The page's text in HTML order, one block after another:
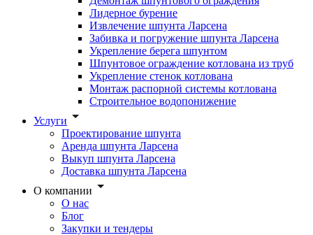
Лидерное бурение
Извлечение шпунта Ларсена
Забивка и погружение шпунта Ларсена
Укрепление берега шпунтом
Шпунтовое ограждение котлована из труб
Укрепление стенок котлована
Монтаж распорной системы котлована
Строительное водопонижение
Услуги
Проектирование шпунта
Аренда шпунта Ларсена
Выкуп шпунта Ларсена
Доставка шпунта Ларсена
О компании
О нас
Блог
Закупки и тендеры